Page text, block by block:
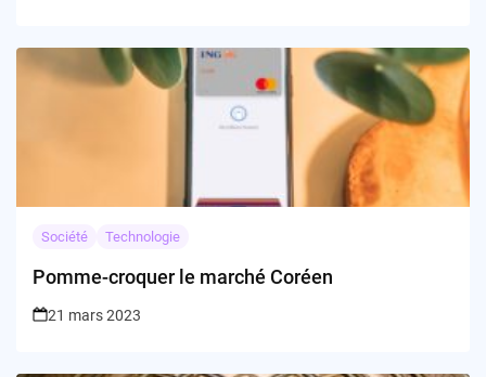
Société Technologie
Pomme-croquer le marché Coréen
21 mars 2023